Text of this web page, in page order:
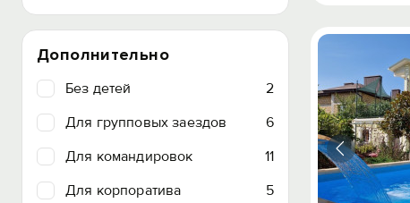
Дополнительно
Без детей
2
Для групповых заездов
6
Для командировок
11
Для корпоратива
5